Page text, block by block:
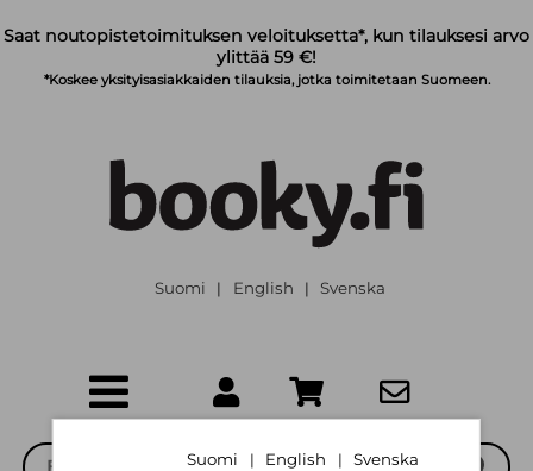
Saat noutopistetoimituksen veloituksetta*, kun tilauksesi arvo
ylittää 59 €!
*Koskee yksityisasiakkaiden tilauksia, jotka toimitetaan Suomeen.
Suomi | English | Svenska
Suomi | English | Svenska